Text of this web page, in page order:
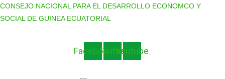
CONSEJO NACIONAL PARA EL DESARROLLO ECONOMCO Y
SOCIAL DE GUINEA ECUATORIAL
FacebookTwitterYoutube